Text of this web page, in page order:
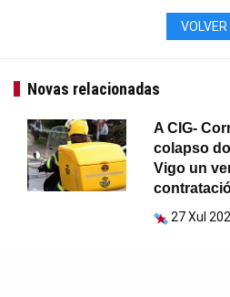
VOLVER
Novas relacionadas
A CIG-
colapso
Vigo un
27 Xul